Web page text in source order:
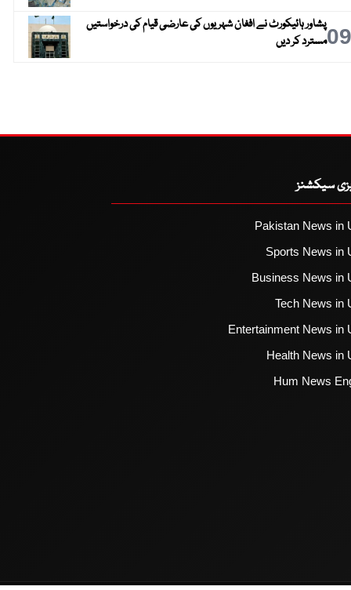
09پشاور ہائیکورٹ نے افغان شہریوں کی عارضی قیام کی درخواستیں
مسترد کر دیں
سیکشنز
Pakistan News in
Sports News in
Business News in
Tech News in
Entertainment News in
Health News in
Hum News